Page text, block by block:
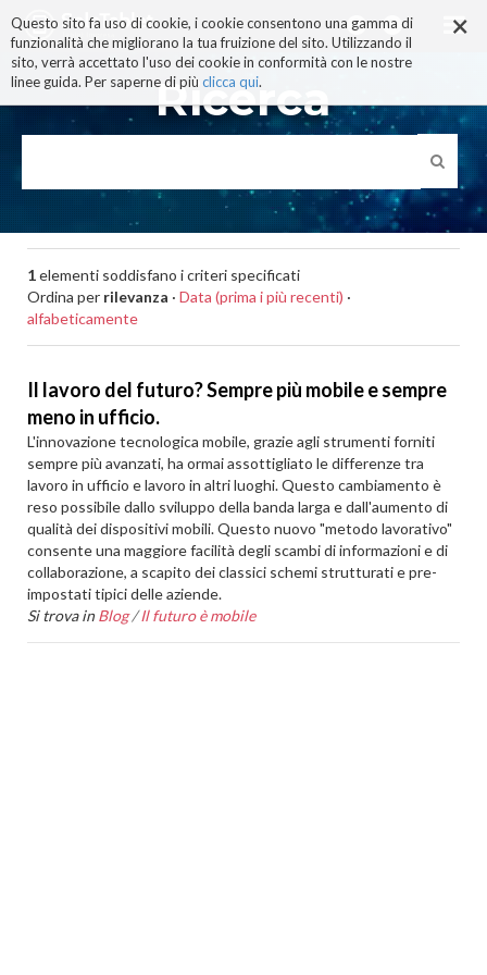
×
Questo sito fa uso di cookie, i cookie consentono una gamma di
funzionalità che migliorano la tua fruizione del sito. Utilizzando il
sito, verrà accettato l'uso dei cookie in conformità con le nostre
linee guida. Per saperne di più clicca qui.
ai
contenuti.
|
alla
navigazione
Ricerca
1elementi soddisfano i criteri specificati
Ordina per rilevanza · Data (prima i più recenti) ·
alfabeticamente
Il lavoro del futuro? Sempre più mobile e sempre
meno in ufficio.
L'innovazione tecnologica mobile, grazie agli strumenti forniti
sempre più avanzati, ha ormai assottigliato le differenze tra
lavoro in ufficio e lavoro in altri luoghi. Questo cambiamento è
reso possibile dallo sviluppo della banda larga e dall'aumento di
qualità dei dispositivi mobili. Questo nuovo "metodo lavorativo"
consente una maggiore facilità degli scambi di informazioni e di
collaborazione, a scapito dei classici schemi strutturati e pre-
impostati tipici delle aziende.
Si trova in Blog /Il futuro è mobile